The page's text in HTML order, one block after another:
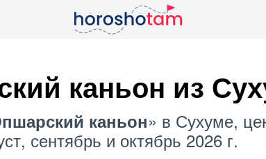
каньон из
каньон» в Сухуме,
сентябрь и октябрь 2026 г.